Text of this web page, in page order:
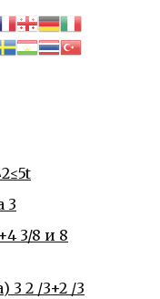
3
3/8 и 8
3 2 /3+2 /3